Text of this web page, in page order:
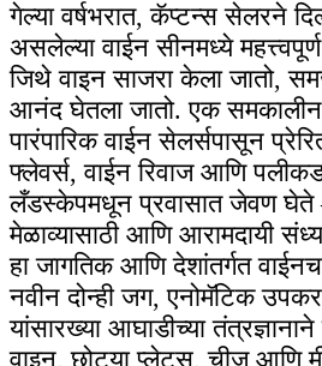
गेल्या वर्षभरात, कॅप्टन्स सेलरने
असलेल्या वाईन सीनमध्ये
जिथे वाइन साजरा केला जातो,
आनंद घेतला जातो. एक
पारंपारिक वाईन सेलर्सपासून
फ्लेवर्स, वाईन रिवाज आणि
लँडस्केपमधून प्रवासात जेवण घेते –
मेळाव्यासाठी आणि आरामदायी
हा जागतिक आणि देशांतर्गत
नवीन दोन्ही जग, एनोमॅटिक
यांसारख्या आघाडीच्या
वाइन, छोट्या प्लेट्स, चीज आणि